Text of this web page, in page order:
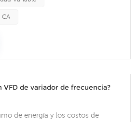
nació bajo la amplia demanda
VFD de variador de frecuencia?
de energía y los costos de